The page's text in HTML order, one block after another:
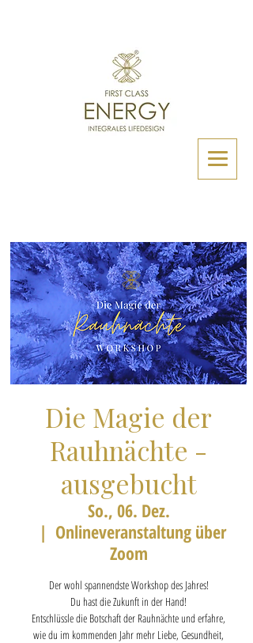
Die Magie der
Rauhnächte -
ausgebucht
So., 06. Dez.
  |
Onlineveranstaltung über
Zoom
Der wohl spannendste Workshop des Jahres!
Du hast die Zukunft in der Hand!
Entschlüssle die Botschaft der Rauhnächte und erfahre,
wie du im kommenden Jahr mehr Liebe, Gesundheit,